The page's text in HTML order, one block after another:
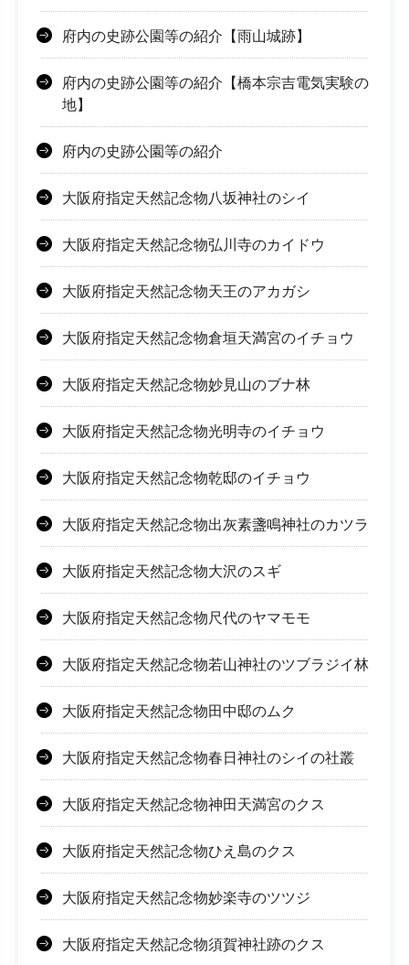
府内の史跡公園等の紹介【雨山城跡】
府内の史跡公園等の紹介【橋本宗吉電気実験の
地】
府内の史跡公園等の紹介
大阪府指定天然記念物八坂神社のシイ
大阪府指定天然記念物弘川寺のカイドウ
大阪府指定天然記念物天王のアカガシ
大阪府指定天然記念物倉垣天満宮のイチョウ
大阪府指定天然記念物妙見山のブナ林
大阪府指定天然記念物光明寺のイチョウ
大阪府指定天然記念物乾邸のイチョウ
大阪府指定天然記念物出灰素盞鳴神社のカツラ
大阪府指定天然記念物大沢のスギ
大阪府指定天然記念物尺代のヤマモモ
大阪府指定天然記念物若山神社のツブラジイ林
大阪府指定天然記念物田中邸のムク
大阪府指定天然記念物春日神社のシイの社叢
大阪府指定天然記念物神田天満宮のクス
大阪府指定天然記念物ひえ島のクス
大阪府指定天然記念物妙楽寺のツツジ
大阪府指定天然記念物須賀神社跡のクス